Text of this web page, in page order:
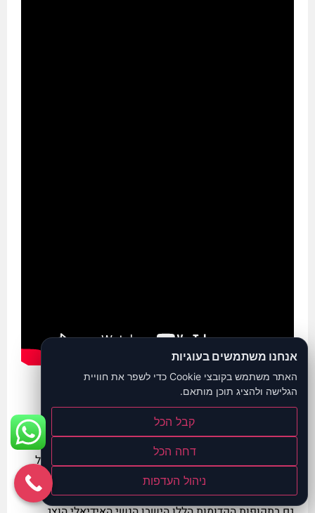
עיצוב ישבן לנשים
הישבן האנושי הינו חלק חשוב ועיקרי באסתטיקה של גוף
האדם. עוד משחר האנושות הישבן הנשי היווה מרכז סגידה,
כדוגמת צלמיות פריון, קונוס מווילנדוף ועד ציור רנואר של
אנחנו משתמשים בעוגיות
האתר משתמש בקובצי Cookie כדי לשפר את חוויית
הגלישה ולהציג תוכן מותאם.
קבל הכל
דחה הכל
ניהול העדפות